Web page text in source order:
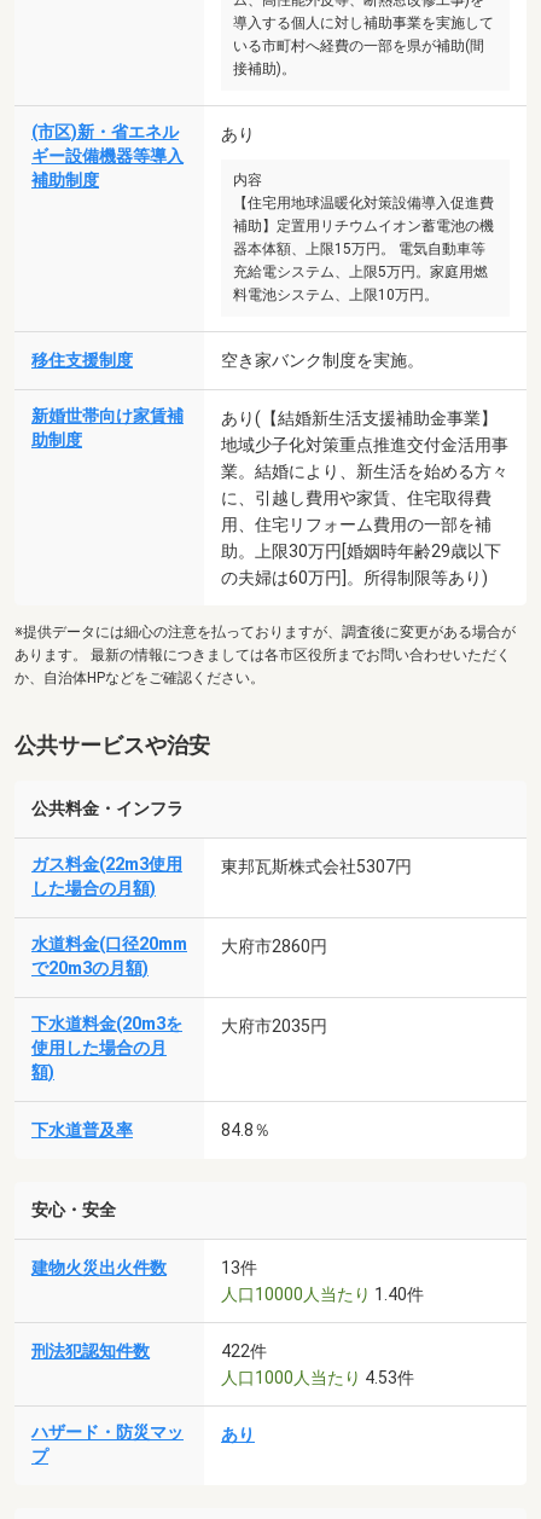
導入する個人に対し補助事業を実施して
いる市町村へ経費の一部を県が補助(間
接補助)。
(市区)新・省エネル
ギー設備機器等導入
補助制度
あり
内容
【住宅用地球温暖化対策設備導入促進費
補助】定置用リチウムイオン蓄電池の機
器本体額、上限15万円。 電気自動車等
充給電システム、上限5万円。家庭用燃
料電池システム、上限10万円。
移住支援制度 空き家バンク制度を実施。
新婚世帯向け家賃補
助制度
あり(【結婚新生活支援補助金事業】
地域少子化対策重点推進交付金活用事
業。結婚により、新生活を始める方々
に、引越し費用や家賃、住宅取得費
用、住宅リフォーム費用の一部を補
助。上限30万円[婚姻時年齢29歳以下
の夫婦は60万円]。所得制限等あり)
※提供データには細心の注意を払っておりますが、調査後に変更がある場合が
あります。 最新の情報につきましては各市区役所までお問い合わせいただく
か、自治体HPなどをご確認ください。
公共サービスや治安
公共料金・インフラ
ガス料金(22m3使用
した場合の月額)
東邦瓦斯株式会社5307円
水道料金(口径20mm
で20m3の月額)
大府市2860円
下水道料金(20m3を
使用した場合の月
額)
大府市2035円
下水道普及率 84.8％
安心・安全
建物火災出火件数
13件
人口10000人当たり 1.40件
刑法犯認知件数
422件
人口1000人当たり 4.53件
ハザード・防災マッ
プ
あり